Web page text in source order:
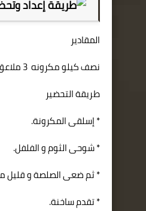
المقادير
نصف كيلو مكرونه 3 ملاعق صلصة طماطم 1 كوب زيتون شرائح ملح و فلفل فلفل رومى شطة ثوم
طريقة التحضير
* إسلقى المكرونة.
* شوحى الثوم و الفلفل.
* ثم ضعى الصلصة و قليل
* تقدم ساخنة.